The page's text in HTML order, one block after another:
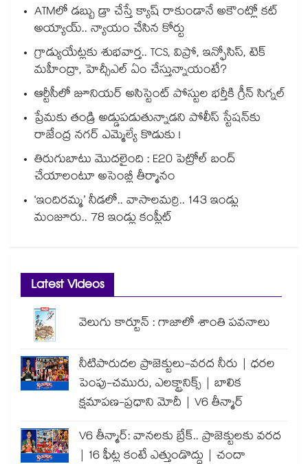
ATMలో డబ్బు డ్రా చేస్తే క్యాష్ రాకుండానే అకౌంట్లో కట్
అయ్యాయ్.. న్యాయం చేసిన కోర్టు
గ్రాడ్యుయేట్లకు శుభవార్త.. TCS, విప్రో, ఇన్ఫోసిస్, టెక్
మహీంద్రా, హెచ్సీఎల్ ఏం చేస్తున్నాయంటే?
ఆర్టీసీలో జూనియర్ అసిస్టెంట్‌‌ పోస్టుల భర్తీకి గ్రీన్‌‌ సిగ్నల్
ప్రేమకు తండ్రి అడ్డుపడుతున్నాడని పోలీస్ స్టేషన్⁪కు
రాజేంద్ర నగర్ ఎమ్మెల్యే కొడుకు !
తిరుగుబాటు మొదలైంది : E20 పెట్రోల్ బంద్
చేయాలంటూ అసెంబ్లీ తీర్మానం
‘ఇందిరమ్మ’ నీడలో.. వాసాలమర్రి.. 143 ఇండ్లు
మంజూరు.. 78 ఇండ్లు కంప్లీట్
Latest Videos
వెలుగు కార్టూన్ : గాజాలో శాంతి పవనాలు
నీటిపారుదల ప్రాజెక్టులు-వరద నీరు | ధరల
పెంపు-చమురు, ఎలక్ట్రానిక్స్ | బాలిక
క్షమాపణ-ప్రధాని మోదీ | V6 తీన్మార్
V6 తీన్మార్: వానలకు బ్రేక్.. ప్రాజెక్టులకు వరద
| 16 ఫీట్ల కంటే ఎత్తుండొద్దు | చందా